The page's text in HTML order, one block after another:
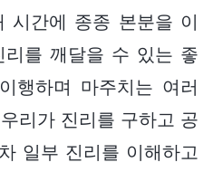
시간에 종종 본분을 이
를 깨달을 수 있는 좋
행하며 마주치는 여러
리가 진리를 구하고 공
일부 진리를 이해하고